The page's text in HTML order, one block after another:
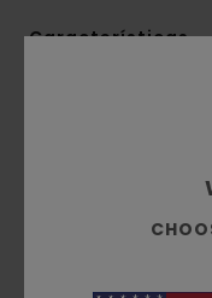
Características
algodón
corte
Interior